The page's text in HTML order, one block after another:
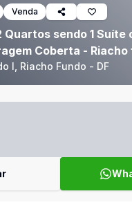
Venda
Quartos sendo 1 Suíte
Coberta - Riacho
I, Riacho Fundo - DF